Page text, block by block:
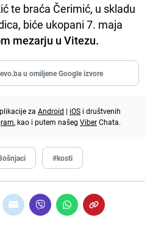
te braća Čerimić, u skladu
biće ukopani 7. maja
mezarju u Vitezu.
u omiljene Google izvore
za Android | iOS i društvenih
, kao i putem našeg ViberChata.
#kosti